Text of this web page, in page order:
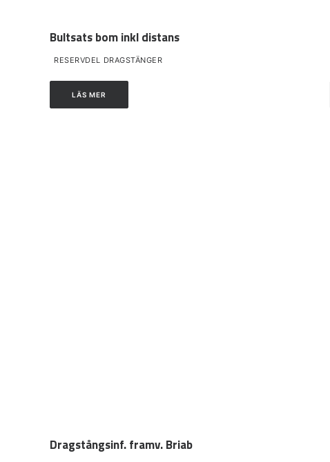
Bultsats bom inkl distans
RESERVDEL DRAGSTÄNGER
LÄS MER
Dragstångsinf. framv. Briab